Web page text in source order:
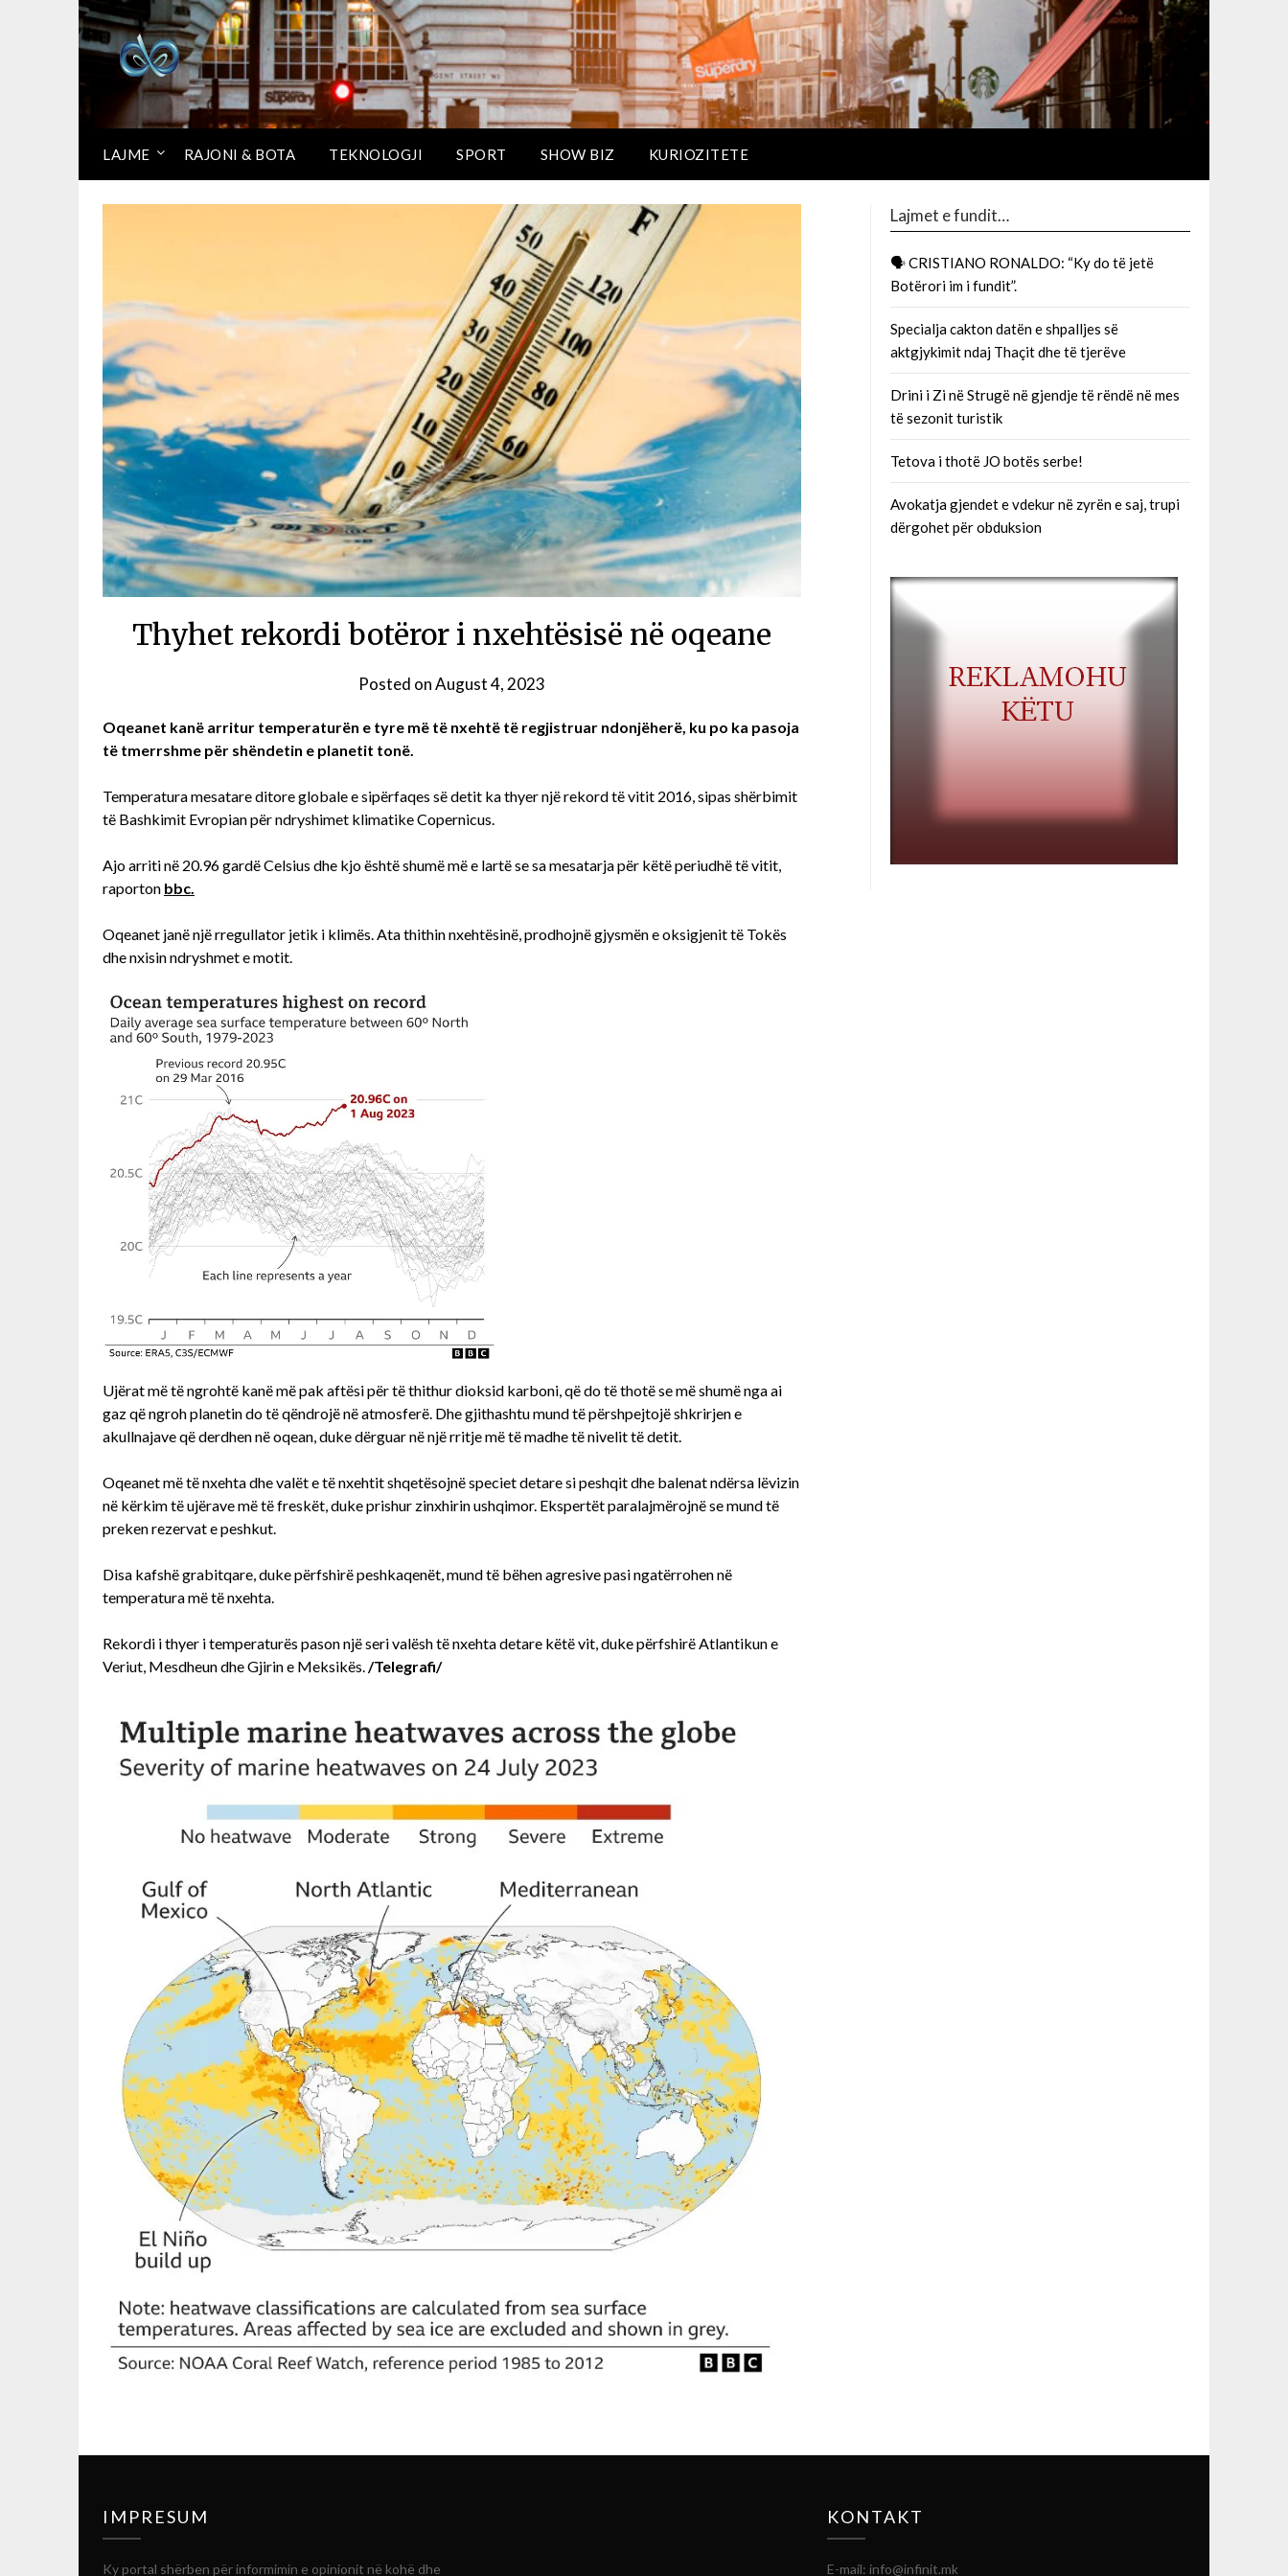
LAJME RAJONI & BOTA TEKNOLOGJI SPORT SHOW BIZ KURIOZITETE
Thyhet rekordi botëror i nxehtësisë në oqeane
Posted onAugust 4, 2023
Oqeanet kanë arritur temperaturën e tyre më të nxehtë të regjistruar ndonjëherë, ku po ka pasoja
të tmerrshme për shëndetin e planetit tonë.
Temperatura mesatare ditore globale e sipërfaqes së detit ka thyer një rekord të vitit 2016, sipas shërbimit
të Bashkimit Evropian për ndryshimet klimatike Copernicus.
Ajo arriti në 20.96 gardë Celsius dhe kjo është shumë më e lartë se sa mesatarja për këtë periudhë të vitit,
raporton bbc.
Oqeanet janë një rregullator jetik i klimës. Ata thithin nxehtësinë, prodhojnë gjysmën e oksigjenit të Tokës
dhe nxisin ndryshmet e motit.
Ujërat më të ngrohtë kanë më pak aftësi për të thithur dioksid karboni, që do të thotë se më shumë nga ai
gaz që ngroh planetin do të qëndrojë në atmosferë. Dhe gjithashtu mund të përshpejtojë shkrirjen e
akullnajave që derdhen në oqean, duke dërguar në një rritje më të madhe të nivelit të detit.
Oqeanet më të nxehta dhe valët e të nxehtit shqetësojnë speciet detare si peshqit dhe balenat ndërsa lëvizin
në kërkim të ujërave më të freskët, duke prishur zinxhirin ushqimor. Ekspertët paralajmërojnë se mund të
preken rezervat e peshkut.
Disa kafshë grabitqare, duke përfshirë peshkaqenët, mund të bëhen agresive pasi ngatërrohen në
temperatura më të nxehta.
Rekordi i thyer i temperaturës pason një seri valësh të nxehta detare këtë vit, duke përfshirë Atlantikun e
Veriut, Mesdheun dhe Gjirin e Meksikës./Telegrafi/
Lajmet e fundit…
🗣 CRISTIANO RONALDO: “Ky do të jetë
Botërori im i fundit”.
Specialja cakton datën e shpalljes së
aktgjykimit ndaj Thaçit dhe të tjerëve
Drini i Zi në Strugë në gjendje të rëndë në mes
të sezonit turistik
Tetova i thotë JO botës serbe!
Avokatja gjendet e vdekur në zyrën e saj, trupi
dërgohet për obduksion
IMPRESUM
Ky portal shërben për informimin e opinionit në kohë dhe
KONTAKT
E-mail: info@infinit.mk